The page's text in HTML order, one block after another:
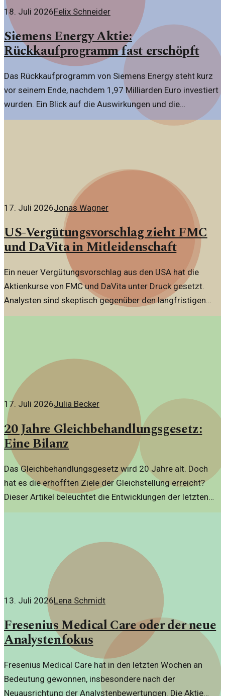
18. Juli 2026Felix Schneider
Siemens Energy Aktie:
Rückkaufprogramm fast erschöpft
Das Rückkaufprogramm von Siemens Energy steht kurz
vor seinem Ende, nachdem 1,97 Milliarden Euro investiert
wurden. Ein Blick auf die Auswirkungen und die
Marktreaktionen.
17. Juli 2026Jonas Wagner
US-Vergütungsvorschlag zieht FMC
und DaVita in Mitleidenschaft
Ein neuer Vergütungsvorschlag aus den USA hat die
Aktienkurse von FMC und DaVita unter Druck gesetzt.
Analysten sind skeptisch gegenüber den langfristigen
Aussichten.
17. Juli 2026Julia Becker
20 Jahre Gleichbehandlungsgesetz:
Eine Bilanz
Das Gleichbehandlungsgesetz wird 20 Jahre alt. Doch
hat es die erhofften Ziele der Gleichstellung erreicht?
Dieser Artikel beleuchtet die Entwicklungen der letzten
13. Juli 2026Lena Schmidt
Fresenius Medical Care oder der neue
Analystenfokus
Fresenius Medical Care hat in den letzten Wochen an
Bedeutung gewonnen, insbesondere nach der
Neuausrichtung der Analystenbewertungen. Die Aktie